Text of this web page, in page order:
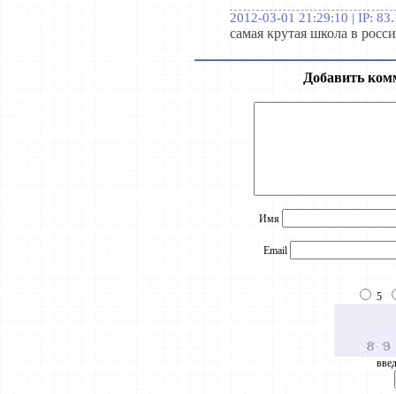
2012-03-01 21:29:10 | IP:
cамая крутая школа в
Добавить
Имя
Email
5